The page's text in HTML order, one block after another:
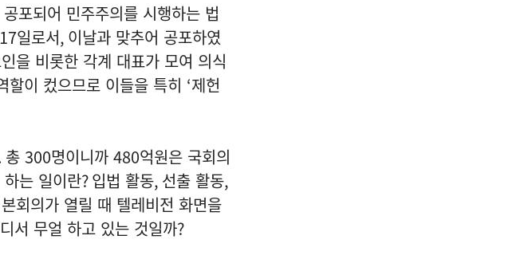
포되어 민주주의를 시행하는 법
17일로서, 이날과 맞추어 공포하였
을 비롯한 각계 대표가 모여 의식
할이 컸으므로 이들을 특히 ‘제헌
총 300명이니까 480억원은 국회의
는 일이란?입법 활동, 선출 활동,
회의가 열릴 때 텔레비전 화면을
서 무얼 하고 있는 것일까?